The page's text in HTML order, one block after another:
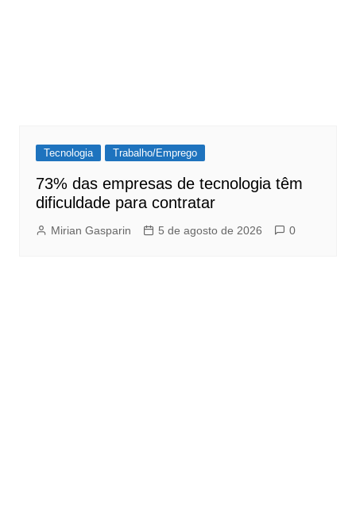
Tecnologia Trabalho/Emprego
73% das empresas de tecnologia têm
dificuldade para contratar
Mirian Gasparin 5 de agosto de 2026 0